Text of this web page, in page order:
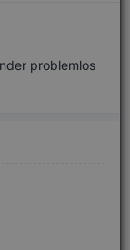
problemlos